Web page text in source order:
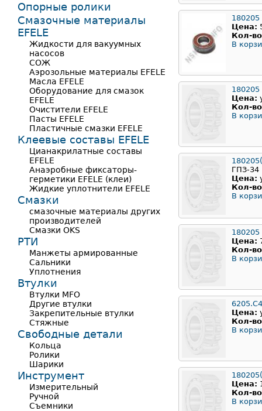
180205
Цена:
Кол-
В
180205
Цена:
Кол-
В
ГПЗ-34
Цена:
Кол-
В
180205
Цена:
Кол-
В
6205.C4
Цена:
Кол-
В
Цена:
Кол-
В
Опорные ролики
Смазочные материалы
EFELE
Жидкости для вакуумных
насосов
СОЖ
Аэрозольные материалы EFELE
Масла EFELE
Оборудование для смазок
EFELE
Очистители EFELE
Пасты EFELE
Пластичные смазки EFELE
Клеевые составы EFELE
Цианакрилатные составы
EFELE
Анаэробные фиксаторы-
герметики EFELE (клеи)
Жидкие уплотнители EFELE
Смазки
смазочные материалы других
производителей
Смазки OKS
РТИ
Манжеты армированные
Сальники
Уплотнения
Втулки
Втулки MFO
Другие втулки
Закрепительные втулки
Стяжные
Свободные детали
Кольца
Ролики
Шарики
Инструмент
Измерительный
Ручной
Съемники